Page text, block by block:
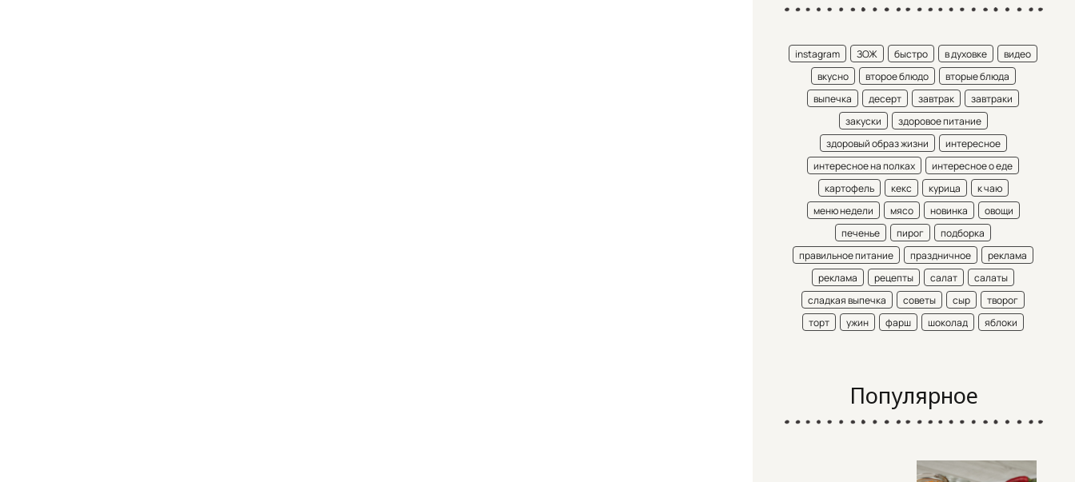
instagram ЗОЖ быстро в духовке
видео
вкусно
второе блюдо
вторые блюда
выпечка
десерт завтрак
завтраки
закуски
здоровое питание
здоровый образ жизни
интересное
интересное на полках
интересное о еде
картофель
кекс курица
к чаю
меню недели
мясо новинка
овощи
печенье
пирог
подборка
правильное питание
праздничное
реклама
реклама
рецепты салат
салаты
сладкая выпечка
советы сыр
творог
торт
ужин фарш шоколад яблоки
Популярное